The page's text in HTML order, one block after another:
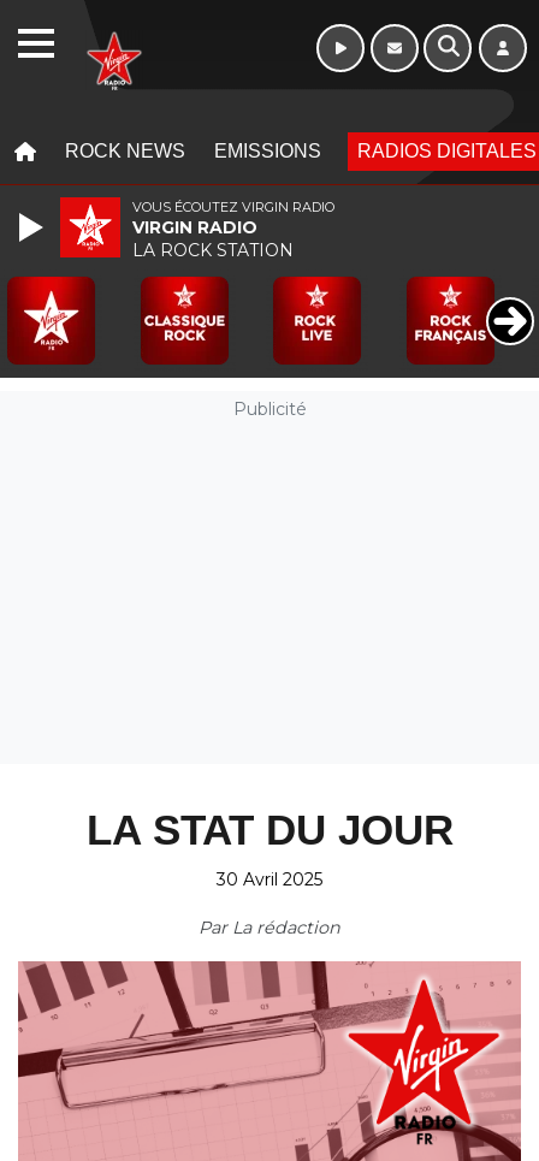
ROCK NEWS EMISSIONS RADIOS DIGITALES
Publicité
LA STAT DU JOUR
30 Avril 2025
Par La rédaction
VOUS ÉCOUTEZ VIRGIN RADIO
VIRGIN RADIO
LA ROCK STATION
WEBRADIO 10h - 13h